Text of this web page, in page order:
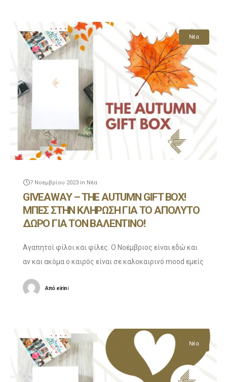
Νέα
7 Νοεμβρίου 2023 in Νέα
GIVEAWAY – THE AUTUMN GIFT BOX!
ΜΠΕΣ ΣΤΗΝ ΚΛΗΡΩΣΗ ΓΙΑ ΤΟ ΑΠΟΛΥΤΟ
ΔΩΡΟ ΓΙΑ ΤΟΝ ΒΑΛΕΝΤΙΝΟ!
Αγαπητοί φίλοι και φίλες. Ο Νοέμβριος είναι εδώ και
αν και ακόμα ο καιρός είναι σε καλοκαιρινό mood εμείς
Ζαχαροπλαστείο Ευαγγέλου έχουμε κάτι ξεχωριστό
Απόeirini
Νέα